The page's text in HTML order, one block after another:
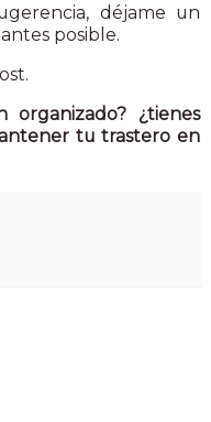
déjame un
posible.
¿tienes
tu trastero en